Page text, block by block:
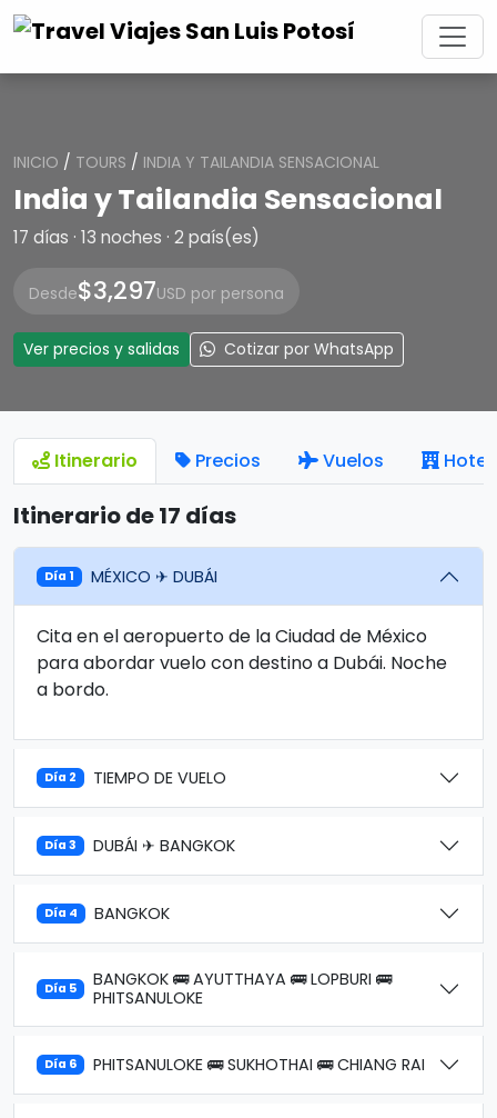
INICIO / TOURS / INDIA Y TAILANDIA SENSACIONAL
India y Tailandia Sensacional
17 días · 13 noches · 2 país(es)
Desde$3,297USD por persona
Ver precios y salidas Cotizar por WhatsApp
Itinerario Precios Vuelos
Itinerario de 17 días
Día 1 MÉXICO ✈ DUBÁI
Cita en el aeropuerto de la Ciudad de México
para abordar vuelo con destino a Dubái. Noche
a bordo.
Día 2 TIEMPO DE VUELO
Día 3 DUBÁI ✈ BANGKOK
Día 4 BANGKOK
Día 5
BANGKOK 🚌 AYUTTHAYA 🚌 LOPBURI 🚌
PHITSANULOKE
Día 6 PHITSANULOKE 🚌 SUKHOTHAI 🚌 CHIANG RAI